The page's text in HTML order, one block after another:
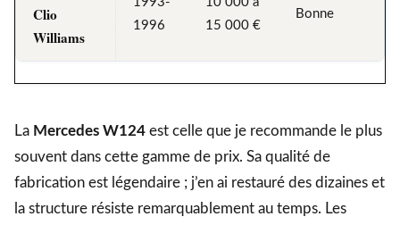
Clio
Williams
1996
15 000 €
Bonne
La Mercedes W124 est celle que je recommande le plus
souvent dans cette gamme de prix. Sa qualité de
fabrication est légendaire ; j’en ai restauré des dizaines et
la structure résiste remarquablement au temps. Les